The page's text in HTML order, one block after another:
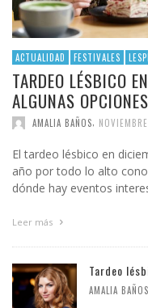
ACTUALIDAD FESTIVALES
TARDEO LÉSBICO
ALGUNAS OPCIONES
AMALIA BAÑOS
El tardeo lésbico en
año por todo lo alto
dónde hay eventos
Leer más
Tardeo
AMALIA BAÑOS